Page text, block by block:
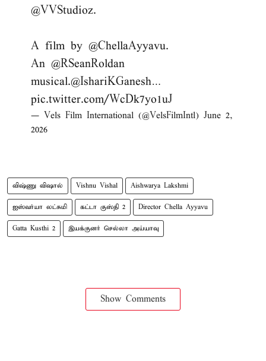
@VVStudioz.
A film by @ChellaAyyavu.
An @RSeanRoldan
musical.@IshariKGanesh…
pic.twitter.com/WcDk7yo1uJ
— Vels Film International (@VelsFilmIntl) June 2,
2026
விஷ்ணு விஷால் Vishnu Vishal Aishwarya Lakshmi
ஐஸ்வர்யா லட்சுமி கட்டா குஸ்தி 2 Director Chella Ayyavu
Gatta Kusthi 2 இயக்குனர் செல்லா அய்யாவு
Show Comments